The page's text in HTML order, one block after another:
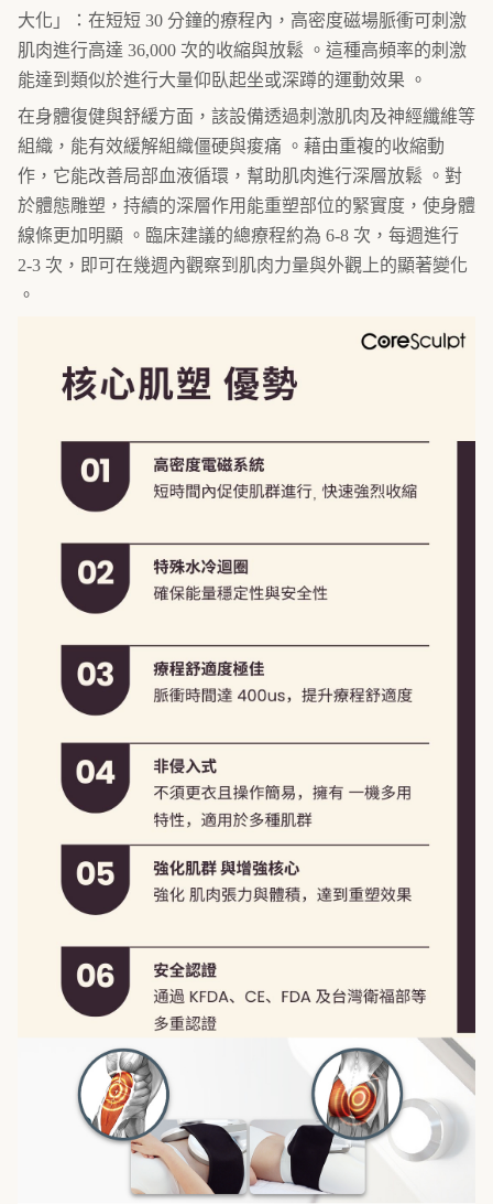
大化」：在短短 30 分鐘的療程內，高密度磁場脈衝可刺激
肌肉進行高達 36,000 次的收縮與放鬆 。這種高頻率的刺激
能達到類似於進行大量仰臥起坐或深蹲的運動效果 。
在身體復健與舒緩方面，該設備透過刺激肌肉及神經纖維等
組織，能有效緩解組織僵硬與痠痛 。藉由重複的收縮動
作，它能改善局部血液循環，幫助肌肉進行深層放鬆 。對
於體態雕塑，持續的深層作用能重塑部位的緊實度，使身體
線條更加明顯 。臨床建議的總療程約為 6-8 次，每週進行
2-3 次，即可在幾週內觀察到肌肉力量與外觀上的顯著變化
。